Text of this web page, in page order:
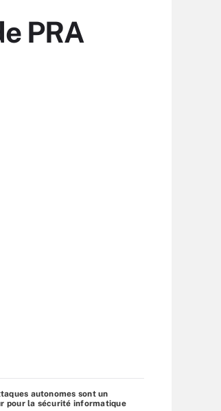
PRA
autonomes sont un
pour la sécurité informatique